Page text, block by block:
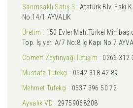
Sarımsaklı Satış 3 : Atatürk Blv. Eski
No:14/1 AYVALIK
Üretim : 150 Evler Mah.Türkel Minibaş
Top. İş yeri A/7 No:8 İç Kapı No:7
Cömert Zeytinyağı İletişim : 0266 312
Mustafa Tüfekçi : 0542 318 42 89
Mehmet Tüfekçi : 0537 396 50 72
Ayvalık VD : 29759068208